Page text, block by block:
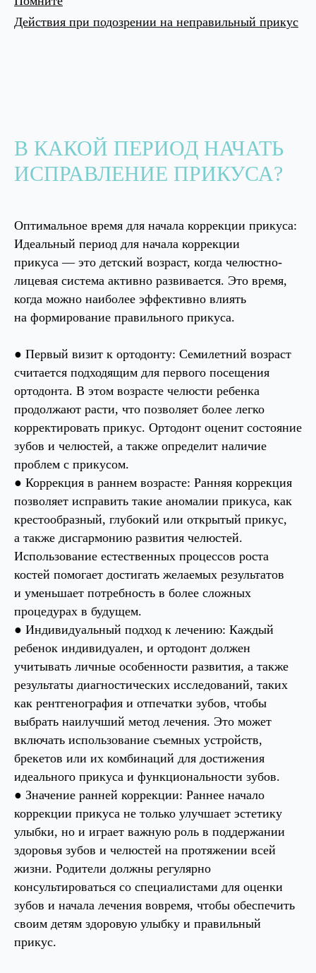
Действия при подозрении на неправильный прикус
В КАКОЙ ПЕРИОД НАЧАТЬ
ИСПРАВЛЕНИЕ ПРИКУСА?
Оптимальное время для начала коррекции прикуса:
Идеальный период для начала коррекции
прикуса — это детский возраст, когда челюстно-
лицевая система активно развивается. Это время,
когда можно наиболее эффективно влиять
на формирование правильного прикуса.
● Первый визит к ортодонту: Семилетний возраст
считается подходящим для первого посещения
ортодонта. В этом возрасте челюсти ребенка
продолжают расти, что позволяет более легко
корректировать прикус. Ортодонт оценит состояние
зубов и челюстей, а также определит наличие
проблем с прикусом.
● Коррекция в раннем возрасте: Ранняя коррекция
позволяет исправить такие аномалии прикуса, как
крестообразный, глубокий или открытый прикус,
а также дисгармонию развития челюстей.
Использование естественных процессов роста
костей помогает достигать желаемых результатов
и уменьшает потребность в более сложных
процедурах в будущем.
● Индивидуальный подход к лечению: Каждый
ребенок индивидуален, и ортодонт должен
учитывать личные особенности развития, а также
результаты диагностических исследований, таких
как рентгенография и отпечатки зубов, чтобы
выбрать наилучший метод лечения. Это может
включать использование съемных устройств,
брекетов или их комбинаций для достижения
идеального прикуса и функциональности зубов.
● Значение ранней коррекции: Раннее начало
коррекции прикуса не только улучшает эстетику
улыбки, но и играет важную роль в поддержании
здоровья зубов и челюстей на протяжении всей
жизни. Родители должны регулярно
консультироваться со специалистами для оценки
зубов и начала лечения вовремя, чтобы обеспечить
своим детям здоровую улыбку и правильный
прикус.